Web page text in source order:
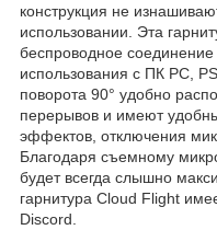
конструкция не
использовании. Эта
беспроводное
использования с ПК PC,
поворота 90° удобно
перерывов и имеют
эффектов, отключения
Благодаря съемному
будет всегда слышно
гарнитура Cloud Flight
Discord.